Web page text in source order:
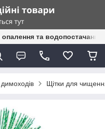
та водопостачання
Щітки для